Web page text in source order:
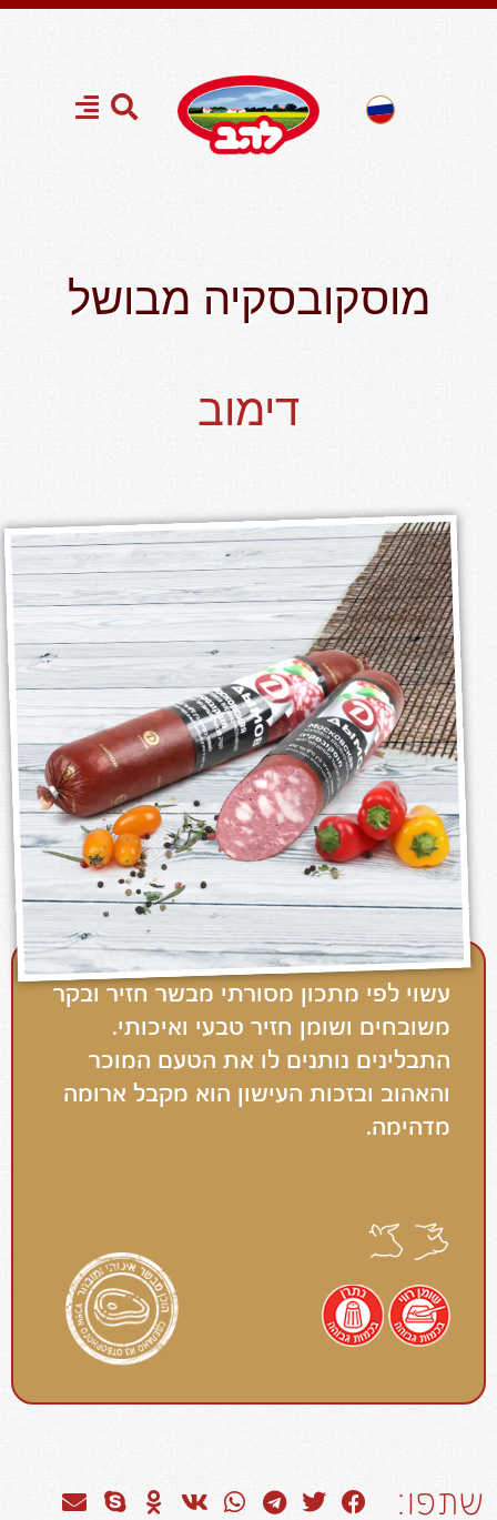
מוסקובסקיה מבושל
דימוב
עשוי לפי מתכון מסורתי מבשר חזיר ובקר
משובחים ושומן חזיר טבעי ואיכותי.
התבלינים נותנים לו את הטעם המוכר
והאהוב ובזכות העישון הוא מקבל ארומה
מדהימה.
שתפו: